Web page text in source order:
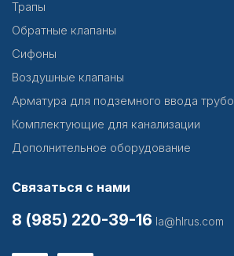
Трапы
Обратные клапаны
Сифоны
Воздушные клапаны
Арматура для подземного ввода
Комплектующие для канализации
Дополнительное оборудование
Связаться с нами
8 (985) 220-39-16 la@hlrus.com